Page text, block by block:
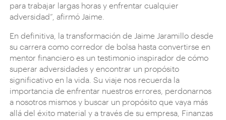
para trabajar largas horas y enfrentar cualquier
adversidad”, afirmó Jaime.
En definitiva, la transformación de Jaime Jaramillo desde
su carrera como corredor de bolsa hasta convertirse en
mentor financiero es un testimonio inspirador de cómo
superar adversidades y encontrar un propósito
significativo en la vida. Su viaje nos recuerda la
importancia de enfrentar nuestros errores, perdonarnos
a nosotros mismos y buscar un propósito que vaya más
allá del éxito material y a través de su empresa, Finanzas